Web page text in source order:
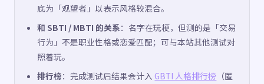
底为「观望者」以表示风格较混合。
和 SBTI / MBTI 的关系：名字在玩梗，但测的是「交易
行为」不是职业性格或恋爱匹配；可与本站其他测试对
照着玩。
排行榜：完成测试后结果会计入 GBTI 人格排行榜 （匿